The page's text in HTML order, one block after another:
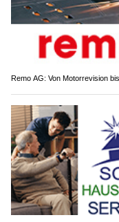
Remo AG: Von Motorrevision